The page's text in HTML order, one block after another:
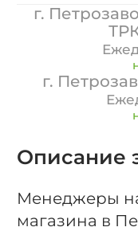
г.
г.
Описание
Менеджеры
магазина в